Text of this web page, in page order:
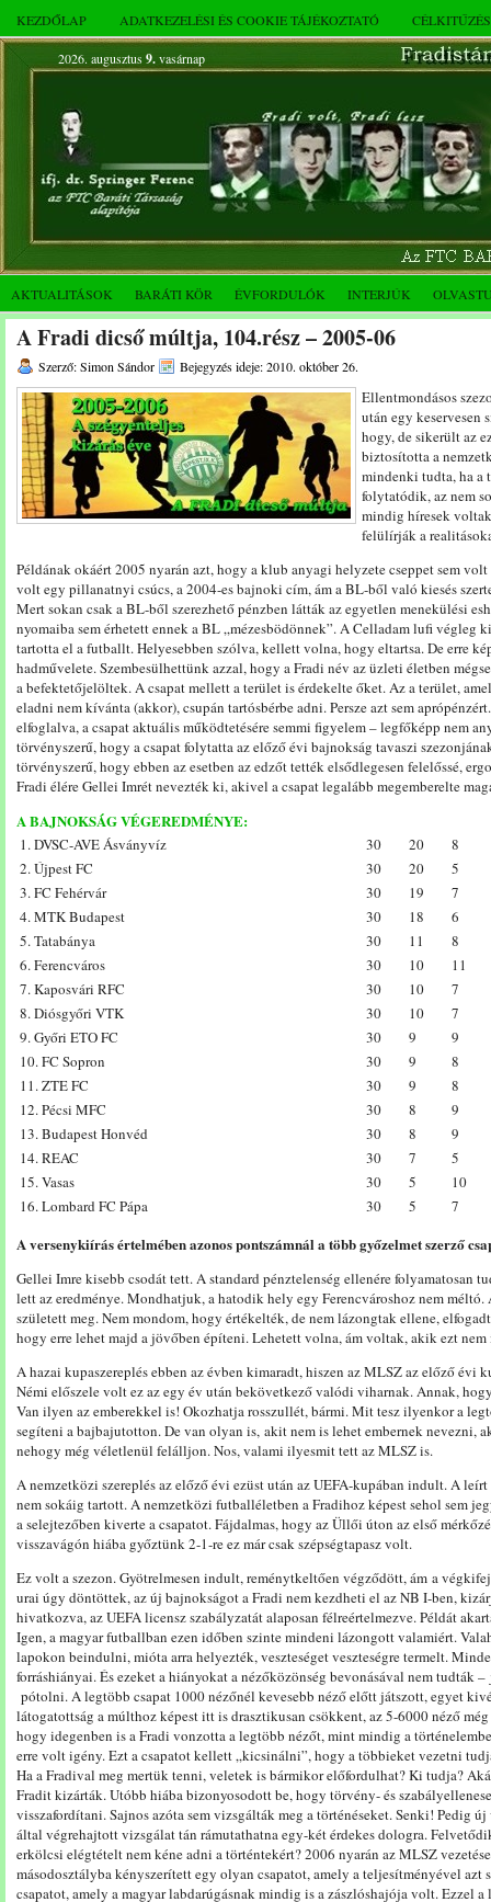
KEZDŐLAP ADATKEZELÉSI ÉS COOKIE TÁJÉKOZTATÓ
2026. augusztus 9.vasárnap
AKTUALITÁSOK BARÁTI KÖR ÉVFORDULÓK INTERJÚK
A Fradi dicső múltja, 104.rész – 2005-06
Szerző: Simon Sándor Bejegyzés ideje: 2010. október 26.
Ellentmondásos
után egy keservesen
hogy, de sikerült az
biztosította a
mindenki tudta, ha a
folytatódik, az nem
mindig híresek
felülírják a
Példának okáért 2005 nyarán azt, hogy a klub anyagi helyzete cseppet sem
volt egy pillanatnyi csúcs, a 2004-es bajnoki cím, ám a BL-ből való kiesés
Mert sokan csak a BL-ből szerezhető pénzben látták az egyetlen menekülési
nyomaiba sem érhetett ennek a BL „mézesbödönnek”. A Celladam lufi végleg
tartotta el a futballt. Helyesebben szólva, kellett volna, hogy eltartsa. De erre
hadművelete. Szembesülhettünk azzal, hogy a Fradi név az üzleti életben
a befektetőjelöltek. A csapat mellett a terület is érdekelte őket. Az a terület,
eladni nem kívánta (akkor), csupán tartósbérbe adni. Persze azt sem
elfoglalva, a csapat aktuális működtetésére semmi figyelem – legfőképp nem
törvényszerű, hogy a csapat folytatta az előző évi bajnokság tavaszi
törvényszerű, hogy ebben az esetben az edzőt tették elsődlegesen felelőssé,
Fradi élére Gellei Imrét nevezték ki, akivel a csapat legalább megemberelte
A BAJNOKSÁG VÉGEREDMÉNYE:
1. DVSC-AVE Ásványvíz 30 20
8
2. Újpest FC
30 20
5
3. FC Fehérvár
30 19
7
4. MTK Budapest
30 18
6
5. Tatabánya
30 11
8
6. Ferencváros
30 10
11
7. Kaposvári RFC
30 10
7
8. Diósgyőri VTK
30 10
7
9. Győri ETO FC
30 9
9
10. FC Sopron
30 9
8
11. ZTE FC
30 9
8
12. Pécsi MFC
30 8
9
13. Budapest Honvéd
30 8
9
14. REAC
30 7
5
15. Vasas
30 5
10
16. Lombard FC Pápa
30 5 7
A versenykiírás értelmében azonos pontszámnál a több győzelmet szerző
Gellei Imre kisebb csodát tett. A standard pénztelenség ellenére folyamatosan
lett az eredménye. Mondhatjuk, a hatodik hely egy Ferencvároshoz nem
született meg. Nem mondom, hogy értékelték, de nem lázongtak ellene,
hogy erre lehet majd a jövőben építeni. Lehetett volna, ám voltak, akik ezt
A hazai kupaszereplés ebben az évben kimaradt, hiszen az MLSZ az előző évi
Némi előszele volt ez az egy év után bekövetkező valódi viharnak. Annak,
Van ilyen az emberekkel is! Okozhatja rosszullét, bármi. Mit tesz ilyenkor a
segíteni a bajbajutotton. De van olyan is, akit nem is lehet embernek nevezni,
nehogy még véletlenül felálljon. Nos, valami ilyesmit tett az MLSZ is.
A nemzetközi szereplés az előző évi ezüst után az UEFA-kupában indult. A
nem sokáig tartott. A nemzetközi futballéletben a Fradihoz képest sehol sem
a selejtezőben kiverte a csapatot. Fájdalmas, hogy az Üllői úton az első
visszavágón hiába győztünk 2-1-re ez már csak szépségtapasz volt.
Ez volt a szezon. Gyötrelmesen indult, reménytkeltően végződött, ám a
urai úgy döntöttek, az új bajnokságot a Fradi nem kezdheti el az NB I-ben,
hivatkozva, az UEFA licensz szabályzatát alaposan félreértelmezve. Példát
Igen, a magyar futballban ezen időben szinte mindeni lázongott valamiért.
lapokon beindulni, mióta arra helyezték, veszteséget veszteségre termelt.
forráshiányai. És ezeket a hiányokat a nézőközönség bevonásával nem tudták
pótolni. A legtöbb csapat 1000 nézőnél kevesebb néző előtt játszott, egyet
látogatottság a múlthoz képest itt is drasztikusan csökkent, az 5-6000 néző
hogy idegenben is a Fradi vonzotta a legtöbb nézőt, mint mindig a
erre volt igény. Ezt a csapatot kellett „kicsinálni”, hogy a többieket vezetni
Ha a Fradival meg mertük tenni, veletek is bármikor előfordulhat? Ki tudja?
Fradit kizárták. Utóbb hiába bizonyosodott be, hogy törvény- és
visszafordítani. Sajnos azóta sem vizsgálták meg a történéseket. Senki! Pedig
által végrehajtott vizsgálat tán rámutathatna egy-két érdekes dologra.
erkölcsi elégtételt nem kéne adni a történtekért? 2006 nyarán az MLSZ
másodosztályba kényszerített egy olyan csapatot, amely a teljesítményével azt
csapatot, amely a magyar labdarúgásnak mindig is a zászlóshajója volt. Ezzel